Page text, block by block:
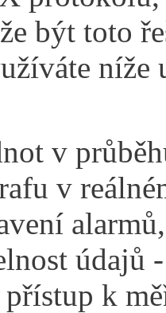
být toto
níže
v
v
údajů
přístup k